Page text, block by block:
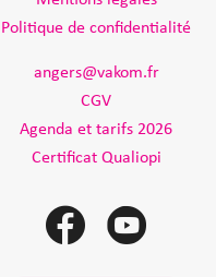
Politique de confidentialité
angers@vakom.fr
CGV
Agenda et tarifs 2026
Certificat Qualiopi